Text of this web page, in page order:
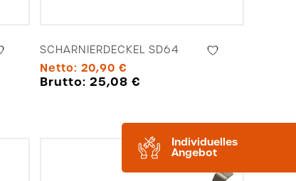
Individuelles
Angebot
SCHARNIERDECKEL SD64
Netto: 20,90 €
Brutto: 25,08 €